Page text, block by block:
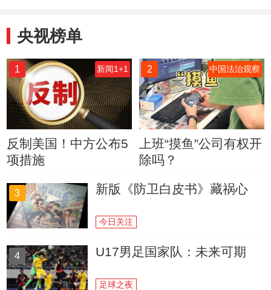
央视榜单
1 新闻1+1
反制美国！中方公布5
项措施
2 中国法治观察
上班“摸鱼”公司有权开
除吗？
3 新版《防卫白皮书》藏祸心
今日关注
4 U17男足国家队：未来可期
足球之夜